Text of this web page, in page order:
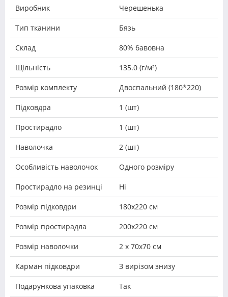
Виробник Черешенька
Тип тканини Бязь
Склад 80% бавовна
Щільність 135.0 (г/м²)
Розмір комплекту Двоспальний (180*220)
Підковдра 1 (шт)
Простирадло 1 (шт)
Наволочка 2 (шт)
Особливість наволочок Одного розміру
Простирадло на резинці Ні
Розмір підковдри 180х220 см
Розмір простирадла 200х220 см
Розмір наволочки 2 х 70х70 см
Карман підковдри З вирізом знизу
Подарункова упаковка Так